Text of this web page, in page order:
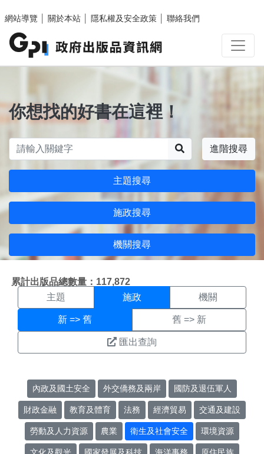
網站導覽
關於本站 隱私權及安全政策 聯絡我們
你想找的好書在這裡！
進階搜尋
主題搜尋
施政搜尋
機關搜尋
累計出版品總數量：117,872
施政搜尋結果頁面
主題 施政 機關
新 => 舊 舊 => 新
匯出查詢
內政及國土安全 外交僑務及兩岸 國防及退伍軍人
財政金融 教育及體育 法務 經濟貿易 交通及建設
勞動及人力資源 農業 衛生及社會安全 環境資源